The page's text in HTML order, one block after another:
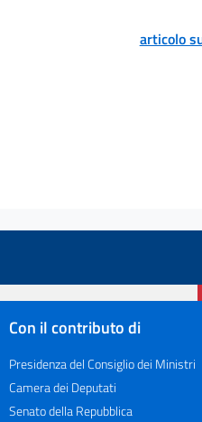
articolo
Con il contributo di
Presidenza del Consiglio dei Ministri
Camera dei Deputati
Senato della Repubblica